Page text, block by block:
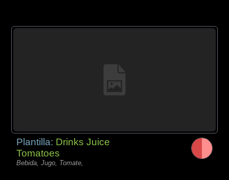
Plantilla: Drinks Juice
Tomatoes
Bebida, Jugo, Tomate,